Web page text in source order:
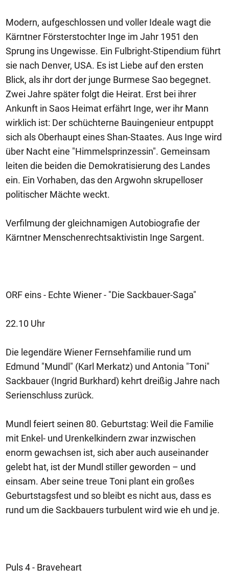
Modern, aufgeschlossen und voller Ideale wagt die
Kärntner Försterstochter Inge im Jahr 1951 den
Sprung ins Ungewisse. Ein Fulbright-Stipendium führt
sie nach Denver, USA. Es ist Liebe auf den ersten
Blick, als ihr dort der junge Burmese Sao begegnet.
Zwei Jahre später folgt die Heirat. Erst bei ihrer
Ankunft in Saos Heimat erfährt Inge, wer ihr Mann
wirklich ist: Der schüchterne Bauingenieur entpuppt
sich als Oberhaupt eines Shan-Staates. Aus Inge wird
über Nacht eine "Himmelsprinzessin". Gemeinsam
leiten die beiden die Demokratisierung des Landes
ein. Ein Vorhaben, das den Argwohn skrupelloser
politischer Mächte weckt.
Verfilmung der gleichnamigen Autobiografie der
Kärntner Menschenrechtsaktivistin Inge Sargent.
ORF eins - Echte Wiener - "Die Sackbauer-Saga"
22.10 Uhr
Die legendäre Wiener Fernsehfamilie rund um
Edmund "Mundl" (Karl Merkatz) und Antonia "Toni"
Sackbauer (Ingrid Burkhard) kehrt dreißig Jahre nach
Serienschluss zurück.
Mundl feiert seinen 80. Geburtstag: Weil die Familie
mit Enkel- und Urenkelkindern zwar inzwischen
enorm gewachsen ist, sich aber auch auseinander
gelebt hat, ist der Mundl stiller geworden – und
einsam. Aber seine treue Toni plant ein großes
Geburtstagsfest und so bleibt es nicht aus, dass es
rund um die Sackbauers turbulent wird wie eh und je.
Puls 4 - Braveheart